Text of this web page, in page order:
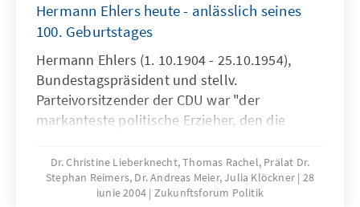
Hermann Ehlers heute - anlässlich seines
100. Geburtstages
Hermann Ehlers (1. 10.1904 - 25.10.1954),
Bundestagspräsident und stellv.
Parteivorsitzender der CDU war "der
markanteste politische Erzieher, den die
Erdmann)
Dr. Christine Lieberknecht, Thomas Rachel, Prälat Dr.
Stephan Reimers, Dr. Andreas Meier, Julia Klöckner 28
iunie 2004 Zukunftsforum Politik